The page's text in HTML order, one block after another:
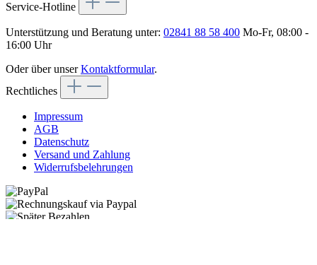
Service-Hotline
Unterstützung und Beratung unter: 02841 88 58 400 Mo-Fr, 08:00 -
16:00 Uhr
Oder über unserKontaktformular.
Rechtliches
Impressum
AGB
Datenschutz
Versand und Zahlung
Widerrufsbelehrungen